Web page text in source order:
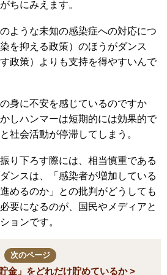
ちにみえます。
ような未知の感染症への対応につ
を抑える政策）のほうがダンス
政策）よりも支持を得やすいんで
身に不安を感じているのですか
しハンマーは短期的には効果的で
社会活動が停滞してしまう。
り下ろす際には、相当慎重である
ンスは、「感染者が増加している
めるのか」との批判がどうしても
要になるのが、国民やメディアと
ョンです。
次のページ
金」をどれだけ貯めているか >